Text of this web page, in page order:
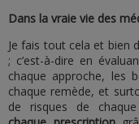
Dans la vraie vie des
Je fais tout cela et bien
; c’est-à-dire en
chaque approche, les
chaque remède, et
de risques de chaque